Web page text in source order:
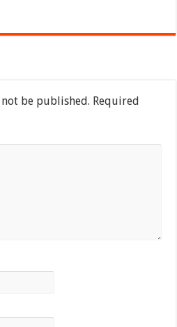
be published. Required